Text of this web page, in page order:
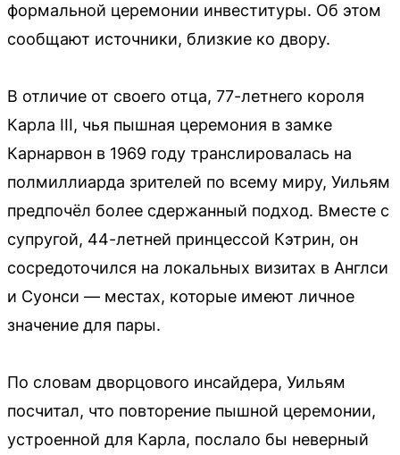
формальной церемонии инвеституры. Об этом
сообщают источники, близкие ко двору.
В отличие от своего отца, 77-летнего короля
Карла III, чья пышная церемония в замке
Карнарвон в 1969 году транслировалась на
полмиллиарда зрителей по всему миру, Уильям
предпочёл более сдержанный подход. Вместе с
супругой, 44-летней принцессой Кэтрин, он
сосредоточился на локальных визитах в Англси
и Суонси — местах, которые имеют личное
значение для пары.
По словам дворцового инсайдера, Уильям
посчитал, что повторение пышной церемонии,
устроенной для Карла, послало бы неверный